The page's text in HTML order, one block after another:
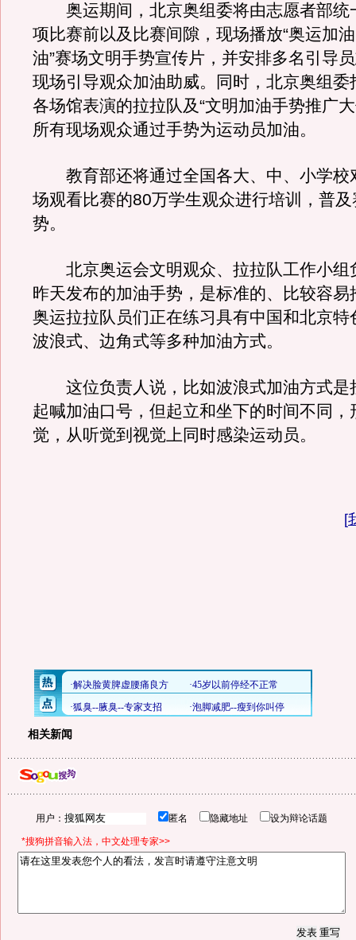
奥运期间，北京奥组委将由志愿者部统
项比赛前以及比赛间隙，现场播放“奥运加
油”赛场文明手势宣传片，并安排多名引导
现场引导观众加油助威。同时，北京奥组委
各场馆表演的拉拉队及“文明加油手势推广
所有现场观众通过手势为运动员加油。
教育部还将通过全国各大、中、小学校
场观看比赛的80万学生观众进行培训，普
势。
北京奥运会文明观众、拉拉队工作小组
昨天发布的加油手势，是标准的、比较容易
奥运拉拉队员们正在练习具有中国和北京特
波浪式、边角式等多种加油方式。
这位负责人说，比如波浪式加油方式是
起喊加油口号，但起立和坐下的时间不同，
觉，从听觉到视觉上同时感染运动员。
[
相关新闻
用户： 匿名 隐藏地址 设为辩论话题
*搜狗拼音输入法，中文处理专家>>